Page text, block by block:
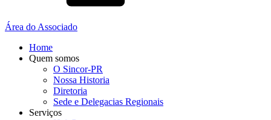
Área do Associado
Home
Quem somos
O Sincor-PR
Nossa Historia
Diretoria
Sede e Delegacias Regionais
Serviços